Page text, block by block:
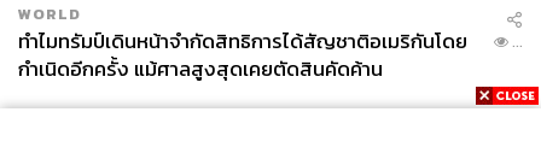
WORLD
ทำไมทรัมป์เดินหน้าจำกัดสิทธิการได้สัญชาติอเมริกันโดย
กำเนิดอีกครั้ง แม้ศาลสูงสุดเคยตัดสินคัดค้าน
...